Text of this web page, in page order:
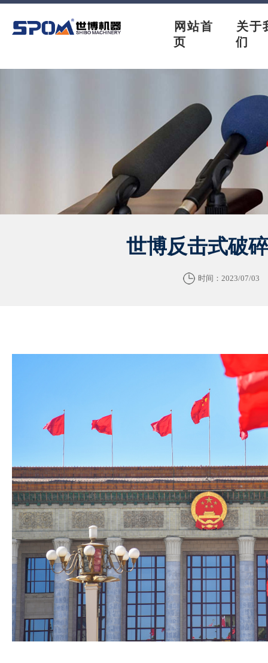
网站首
页
关于
们
世博反击式破
时间：2023/07/03